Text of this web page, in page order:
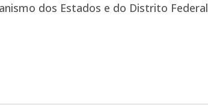
dos Estados e do Distrito Federal